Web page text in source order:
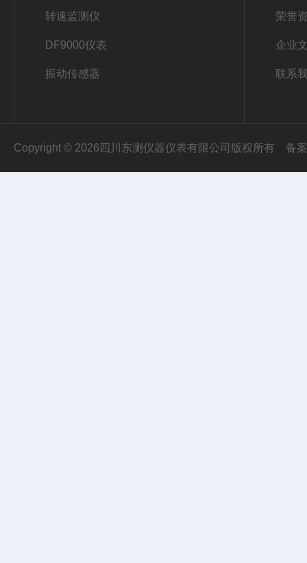
转速监测仪
DF9000仪表
振动传感器
荣誉
企业
联系
Copyright © 2026四川东测仪器仪表有限公司版权所有 备